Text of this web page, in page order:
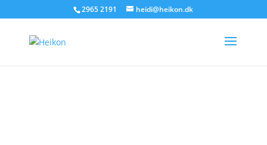
2965 2191 heidi@heikon.dk